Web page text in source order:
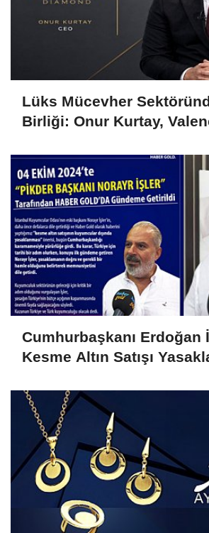
Lüks Mücevher
Birliği: Onur Kurtay,
Oldu!
Cumhurbaşkanı Erdoğan
Kesme Altın Satışı